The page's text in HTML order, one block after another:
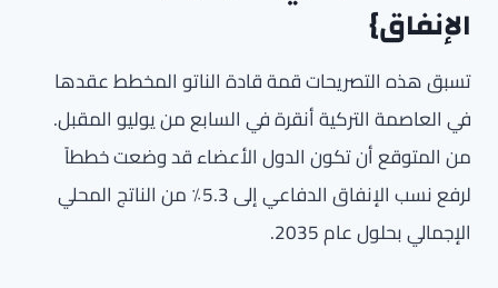
الإنفاق}
تسبق هذه التصريحات قمة قادة الناتو المخطط عقدها
في العاصمة التركية أنقرة في السابع من يوليو المقبل.
من المتوقع أن تكون الدول الأعضاء قد وضعت خططاً
لرفع نسب الإنفاق الدفاعي إلى 5.3٪ من الناتج المحلي
الإجمالي بحلول عام 2035.